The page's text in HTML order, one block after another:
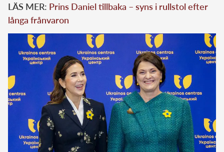
LÄS MER: Prins Daniel tillbaka – syns i rullstol efter
långa frånvaron